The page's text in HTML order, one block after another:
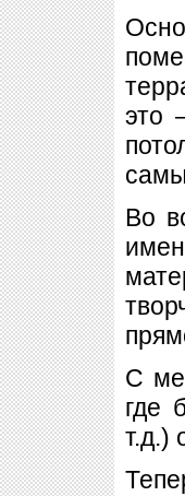
это
Во
С
где
т.д.)